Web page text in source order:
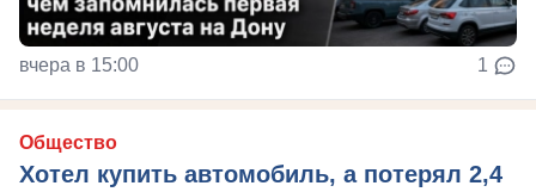
вчера в 15:00 1
Общество
Хотел купить автомобиль, а потерял 2,4